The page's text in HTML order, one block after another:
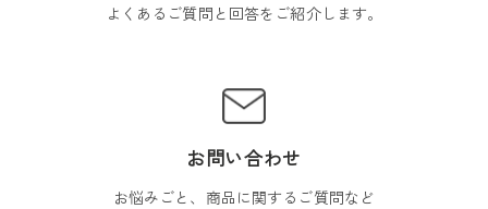
よくあるご質問と回答をご紹介します。
お問い合わせ
お悩みごと、商品に関するご質問など